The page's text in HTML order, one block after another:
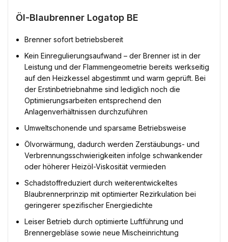
Öl-Blaubrenner Logatop BE
Brenner sofort betriebsbereit
Kein Einregulierungsaufwand – der Brenner ist in der
Leistung und der Flammengeometrie bereits werkseitig
auf den Heizkessel abgestimmt und warm geprüft. Bei
der Erstinbetriebnahme sind lediglich noch die
Optimierungsarbeiten entsprechend den
Anlagenverhältnissen durchzuführen
Umweltschonende und sparsame Betriebsweise
Ölvorwärmung, dadurch werden Zerstäubungs- und
Verbrennungsschwierigkeiten infolge schwankender
oder höherer Heizöl-Viskosität vermieden
Schadstoffreduziert durch weiterentwickeltes
Blaubrennerprinzip mit optimierter Rezirkulation bei
geringerer spezifischer Energiedichte
Leiser Betrieb durch optimierte Luftführung und
Brennergebläse sowie neue Mischeinrichtung